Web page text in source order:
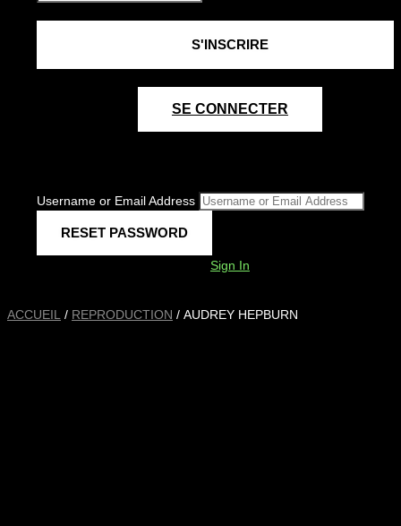
SE CONNECTER
Username or Email Address
Sign In
ACCUEIL / REPRODUCTION / AUDREY HEPBURN